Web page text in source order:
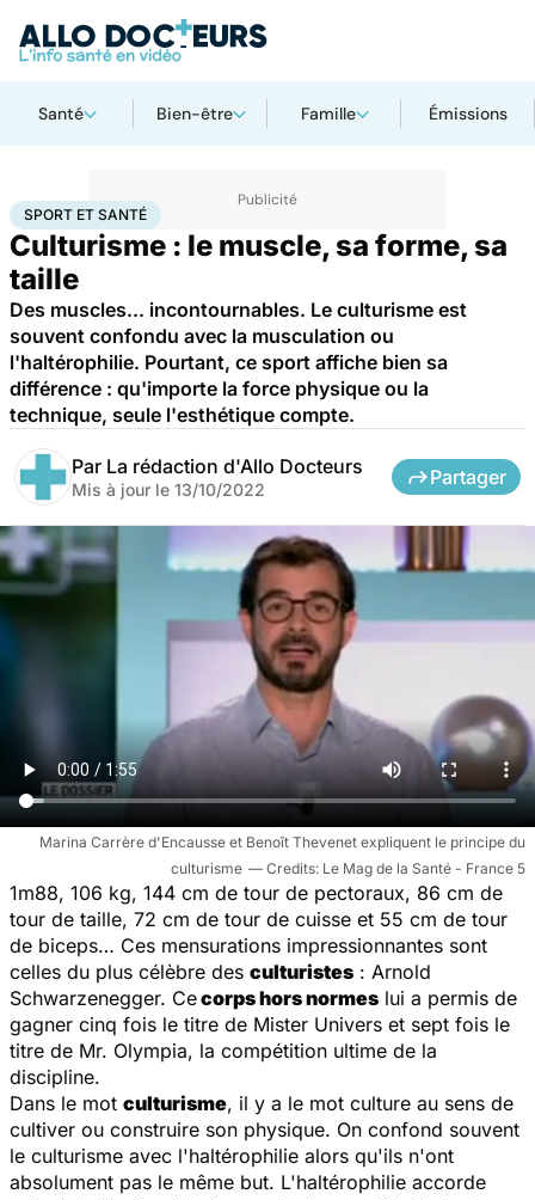
Santé Bien-être Famille Émissions
AccueilBien-êtreSport santé Sport et santé
SPORT ET SANTÉ
Culturisme : le muscle, sa forme, sa
taille
Des muscles... incontournables. Le culturisme est
souvent confondu avec la musculation ou
l'haltérophilie. Pourtant, ce sport affiche bien sa
différence : qu'importe la force physique ou la
technique, seule l'esthétique compte.
Par La rédaction d'Allo Docteurs
Mis à jour le 13/10/2022
Partager
Marina Carrère d'Encausse et Benoît Thevenet expliquent le principe du
culturisme
Le Mag de la Santé - France 5
1m88, 106 kg, 144 cm de tour de pectoraux, 86 cm de
tour de taille, 72 cm de tour de cuisse et 55 cm de tour
de biceps… Ces mensurations impressionnantes sont
celles du plus célèbre des culturistes : Arnold
Schwarzenegger. Cecorps hors normes lui a permis de
gagner cinq fois le titre de Mister Univers et sept fois le
titre de Mr. Olympia, la compétition ultime de la
discipline.
Dans le mot culturisme, il y a le mot culture au sens de
cultiver ou construire son physique. On confond souvent
le culturisme avec l'haltérophilie alors qu'ils n'ont
absolument pas le même but. L'haltérophilie accorde